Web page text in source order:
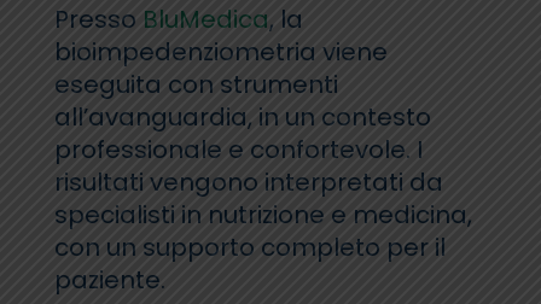
Presso BluMedica, la
bioimpedenziometria viene
eseguita con strumenti
all’avanguardia, in un contesto
professionale e confortevole. I
risultati vengono interpretati da
specialisti in nutrizione e medicina,
con un supporto completo per il
paziente.